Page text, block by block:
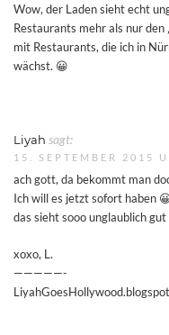
Wow, der Laden sieht echt
Restaurants mehr als nur
mit Restaurants, die ich in
wächst. 😀
Liyah sagt:
15. SEPTEMBER 2015
ach gott, da bekommt man
Ich will es jetzt sofort haben
das sieht sooo unglaublich gut
xoxo, L.
—————-